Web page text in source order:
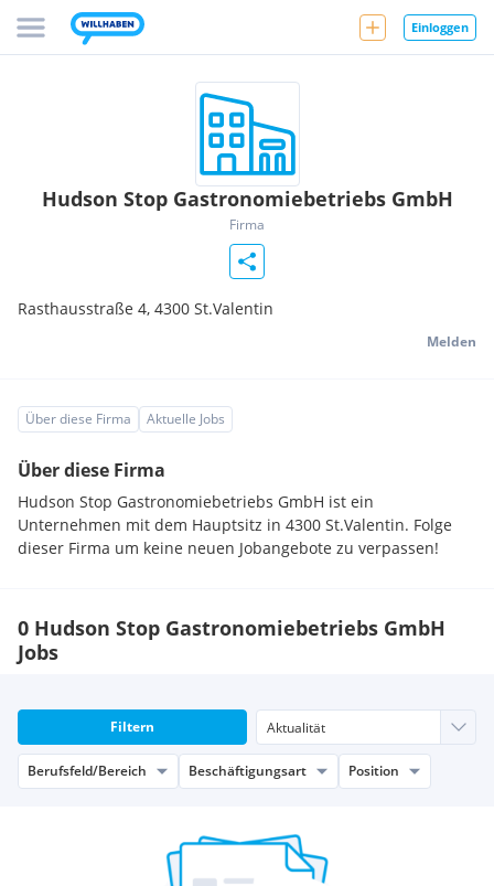
Einloggen
Hudson Stop Gastronomiebetriebs GmbH
Firma
Rasthausstraße 4, 4300 St.Valentin
Melden
Über diese Firma Aktuelle Jobs
Über diese Firma
Hudson Stop Gastronomiebetriebs GmbH ist ein
Unternehmen mit dem Hauptsitz in 4300 St.Valentin. Folge
dieser Firma um keine neuen Jobangebote zu verpassen!
0 Hudson Stop Gastronomiebetriebs GmbH
Jobs
Filtern
Berufsfeld/Bereich Beschäftigungsart Position